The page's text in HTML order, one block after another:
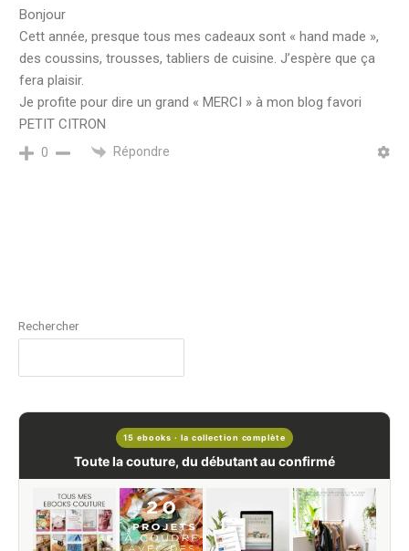
Bonjour
Cett année, presque tous mes cadeaux sont « hand made »,
des coussins, trousses, tabliers de cuisine. J’espère que ça
fera plaisir.
Je profite pour dire un grand « MERCI » à mon blog favori
PETIT CITRON
0 Répondre
Rechercher
15 ebooks · la collection complète
Toute la couture, du débutant au confirmé